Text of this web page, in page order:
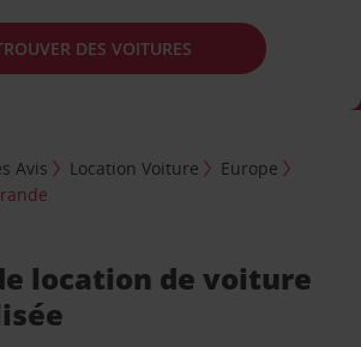
DES VOITURES
Avis Location Voiture
Europe
location de voiture